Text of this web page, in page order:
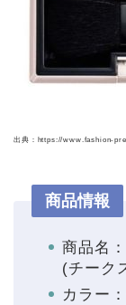
出典：https://www.fashion-
商品情報
商品名
(チーク
カラー